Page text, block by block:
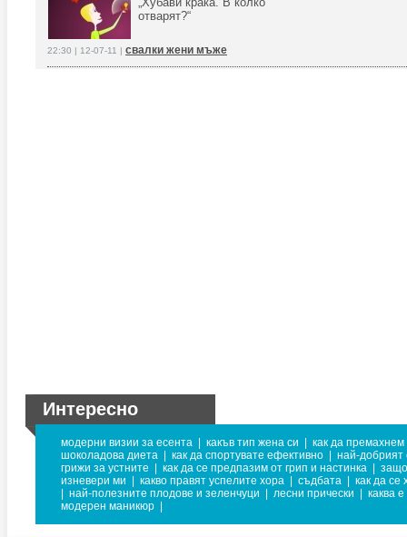
отварят?“
22:30 | 12-07-11 | свалки жени мъже
Интересно
модерни визии за есента какъв тип жена си
как да
шоколадова диета
как да спортувате ефективно
най-добрият
грижи за устните
как да се предпазим от грип и настинка
изневери ми
какво правят успелите хора съдбата
как да се
най-полезните плодове и зеленчуци лесни прически
каква
модерен маникюр